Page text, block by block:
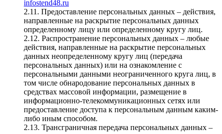
infostend48.ru
2.11. Предоставление персональных данных – действия,
направленные на раскрытие персональных данных
определенному лицу или определенному кругу лиц.
2.12. Распространение персональных данных – любые
действия, направленные на раскрытие персональных
данных неопределенному кругу лиц (передача
персональных данных) или на ознакомление с
персональными данными неограниченного круга лиц, в
том числе обнародование персональных данных в
средствах массовой информации, размещение в
информационно-телекоммуникационных сетях или
предоставление доступа к персональным данным каким-
либо иным способом.
2.13. Трансграничная передача персональных данных –